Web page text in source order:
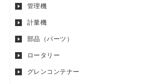
管理機
計量機
部品（パーツ）
ロータリー
グレンコンテナー